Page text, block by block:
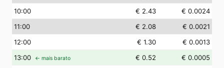
10:00 € 2.43
€ 0.0024
11:00 € 2.08
€ 0.0021
12:00 € 1.30
€ 0.0013
13:00 ← mais barato € 0.52
€ 0.0005